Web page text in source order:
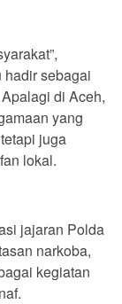
hadir sebagai
di Aceh,
yang
juga
lokal.
jajaran Polda
narkoba,
kegiatan